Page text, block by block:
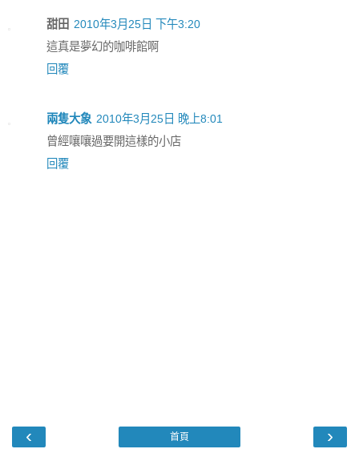
甜田 2010年3月25日 下午3:20
這真是夢幻的咖啡館啊
回覆
兩隻大象 2010年3月25日 晚上8:01
曾經嚷嚷過要開這樣的小店
回覆
‹ ›
首頁